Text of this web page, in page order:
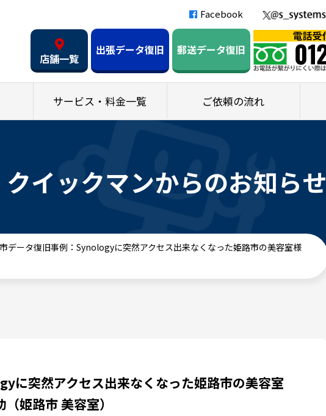
Facebook
店舗一覧
出張データ復旧 郵送データ復旧
サービス・料金一覧 ご依頼の流れ
クイックマンからのお知らせ
データ復旧事例：Synologyに突然アクセス出来なくなった姫路市の美容室様
に突然アクセス出来なくなった姫路市の美容室
姫路市 美容室）